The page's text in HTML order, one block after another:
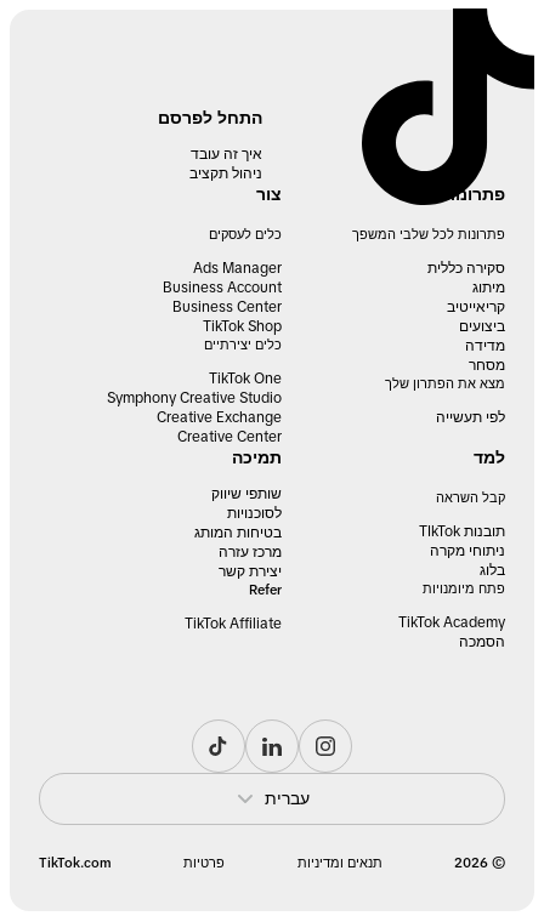
התחל לפרסם
איך זה עובד
ניהול תקציב
פתרונות
פתרונות לכל שלבי המשפך
סקירה כללית
מיתוג
קריאייטיב
ביצועים
מדידה
מסחר
מצא את הפתרון שלך
לפי תעשייה
צור
כלים לעסקים
Ads Manager
Business Account
Business Center
TikTok Shop
כלים יצירתיים
TikTok One
Symphony Creative Studio
Creative Exchange
Creative Center
למד
קבל השראה
תובנות TIkTok
ניתוחי מקרה
בלוג
פתח מיומנויות
TikTok Academy
הסמכה
תמיכה
שותפי שיווק
לסוכנויות
בטיחות המותג
מרכז עזרה
יצירת קשר
Refer
TikTok Affiliate
עברית
© 2026 תנאים ומדיניות פרטיות TikTok.com